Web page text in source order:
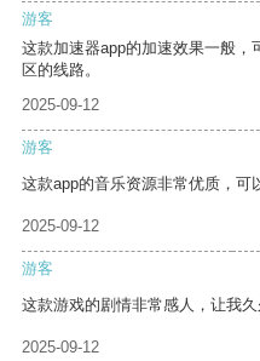
游客
这款加速器app的加速效果一般
区的线路。
2025-09-12
游客
这款app的音乐资源非常优质，可
2025-09-12
游客
这款游戏的剧情非常感人，让我久
2025-09-12